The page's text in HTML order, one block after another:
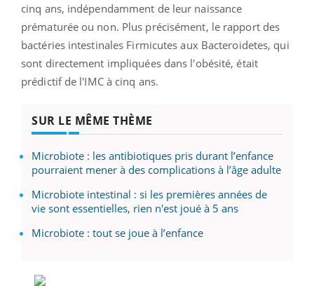
cinq ans, indépendamment de leur naissance
prématurée ou non. Plus précisément, le rapport des
bactéries intestinales Firmicutes aux Bacteroidetes, qui
sont directement impliquées dans l'obésité, était
prédictif de l'IMC à cinq ans.
SUR LE MÊME THÈME
Microbiote : les antibiotiques pris durant l’enfance
pourraient mener à des complications à l’âge adulte
Microbiote intestinal : si les premières années de
vie sont essentielles, rien n'est joué à 5 ans
Microbiote : tout se joue à l’enfance